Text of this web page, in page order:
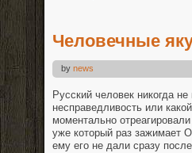
Человечные
by news
Русский человек никогда
несправедливость или
моментально
уже который раз зажимает
ему его не дали сразу